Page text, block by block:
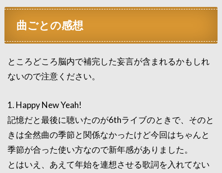
曲ごとの感想
ところどころ脳内で補完した妄言が含まれるかもしれ
ないので注意ください。
1. Happy New Yeah!
記憶だと最後に聴いたのが6thライブのときで、そのと
きは全然曲の季節と関係なかったけど今回はちゃんと
季節が合った使い方なので新年感がありました。
とはいえ、あえて年始を連想させる歌詞を入れてない